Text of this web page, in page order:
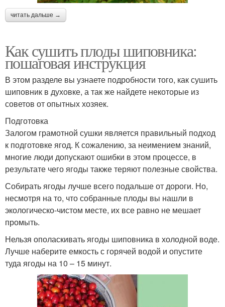
читать дальше →
Как сушить плоды шиповника:
пошаговая инструкция
В этом разделе вы узнаете подробности того, как сушить
шиповник в духовке, а так же найдете некоторые из
советов от опытных хозяек.
Подготовка
Залогом грамотной сушки является правильный подход
к подготовке ягод. К сожалению, за неимением знаний,
многие люди допускают ошибки в этом процессе, в
результате чего ягоды также теряют полезные свойства.
Собирать ягоды лучше всего подальше от дороги. Но,
несмотря на то, что собранные плоды вы нашли в
экологическо-чистом месте, их все равно не мешает
промыть.
Нельзя ополаскивать ягоды шиповника в холодной воде.
Лучше наберите емкость с горячей водой и опустите
туда ягоды на 10 – 15 минут.